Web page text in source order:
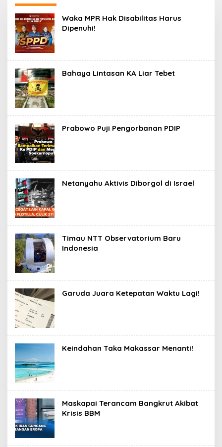
Update
Berita
Waka MPR Hak Disabilitas Harus
Dipenuhi!
Bahaya Lintasan KA Liar Tebet
Prabowo Puji Pengorbanan PDIP
Netanyahu Aktivis Diborgol di Israel
Timau NTT Observatorium Baru
Indonesia
Garuda Juara Ketepatan Waktu Lagi!
Keindahan Taka Makassar Menanti!
Maskapai Terancam Bangkrut Akibat
Krisis BBM